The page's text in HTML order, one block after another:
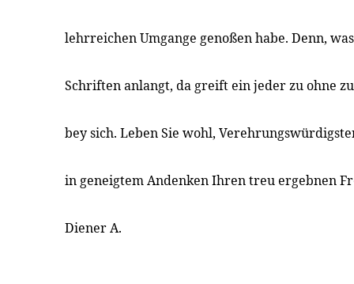
lehrreichen Umgange genoßen habe. Denn,
Schriften anlangt, da greift ein jeder zu ohne
bey sich. Leben Sie wohl,
in geneigtem Andenken Ihren treu ergebnen
Diener A.